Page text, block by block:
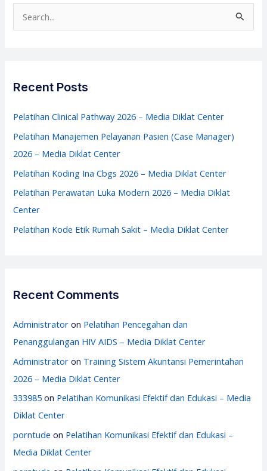
2026
Center
e
c
f
o
r
Recent Posts
Pelatihan Clinical Pathway 2026 – Media Diklat Center
Pelatihan Manajemen Pelayanan Pasien (Case Manager)
2026 – Media Diklat Center
Pelatihan Koding Ina Cbgs 2026 – Media Diklat Center
Pelatihan Perawatan Luka Modern 2026 – Media Diklat
Center
Pelatihan Kode Etik Rumah Sakit – Media Diklat Center
Recent Comments
Administrator on Pelatihan Pencegahan dan
Penanggulangan HIV AIDS – Media Diklat Center
Administrator on Training Sistem Akuntansi Pemerintahan
2026 – Media Diklat Center
333985 on Pelatihan Komunikasi Efektif dan Edukasi – Media
Diklat Center
porntude on Pelatihan Komunikasi Efektif dan Edukasi –
Media Diklat Center